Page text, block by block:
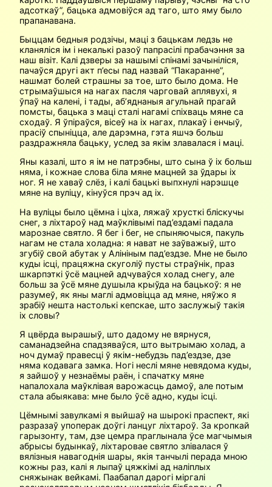
адсоткаў”, бацька адмовіўся ад таго, што яму было
прапанавана.
Быццам бедныя родзічы, маці з бацькам ледзь не
кланяліся ім і некалькі разоў папрасілі прабачэння за
наш візіт. Калі дзверы за нашымі спінамі зачыніліся,
пачаўся другі акт п’есы пад назвай “Пакаранне”,
нашмат болей страшны за тое, што было дома. Не
стрымаўшыся на нагах пасля чарговай аплявухі, я
ўпаў на калені, і тады, аб’яднаныя агульнай прагай
помсты, бацька з маці сталі нагамі спіхваць мяне са
сходаў. Я ўпіраўся, вісеў на іх нагах, плакаў і енчыў,
прасіў спыніцца, але дарэмна, гэта яшчэ больш
раздражняла бацьку, услед за якім злавалася і маці.
Яны казалі, што я ім не патрэбны, што сына ў іх больш
няма, і кожнае слова біла мяне мацней за ўдары іх
ног. Я не хаваў слёз, і калі бацькі выпхнулі нарэшце
мяне на вуліцу, кінуўся прэч ад іх.
На вуліцы было цёмна і ціха, ляжаў хрусткі бліскучы
снег, з ліхтароў над маўклівымі пад’ездамі падала
марознае святло. Я бег і бег, не спыняючыся, пакуль
нагам не стала холадна: я нават не заўважыў, што
згубіў свой абутак у Алініным пад’ездзе. Мне не было
куды ісці, працяжна скуголіў пусты страўнік, праз
шкарпэткі ўсё мацней адчуваўся холад снегу, але
больш за ўсё мяне душыла крыўда на бацькоў: я не
разумеў, як яны маглі адмовіцца ад мяне, няўжо я
зрабіў нешта настолькі кепскае, што заслужыў такія
іх словы?
Я цвёрда вырашыў, што дадому не вярнуся,
саманадзейна спадзяваўся, што вытрымаю холад, а
ноч думаў правесці ў якім-небудзь пад’ездзе, дзе
няма кодавага замка. Ногі неслі мяне невядома куды,
я зайшоў у незнаёмы раён, і спачатку мяне
напалохала маўклівая варожасць дамоў, але потым
стала абыякава: мне было ўсё адно, куды ісці.
Цёмнымі завулкамі я выйшаў на шырокі праспект, які
разразаў упоперак доўгі ланцуг ліхтароў. За кропкай
гарызонту, там, дзе цемра праглынала ўсе магчымыя
абрысы будынкаў, ліхтаровае святло злівалася ў
вялізныя навагоднія шары, якія танчылі перада мною
кожны раз, калі я лыпаў цяжкімі ад наліплых
сняжынак вейкамі. Паабапал дарогі міргалі